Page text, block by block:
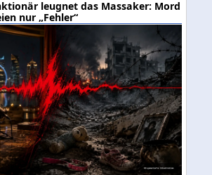
leugnet das Massaker: Mord
nur „Fehler“